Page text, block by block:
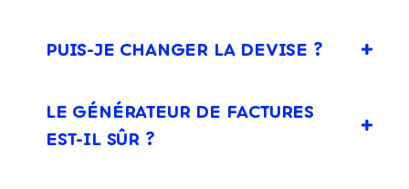
PUIS-JE CHANGER LA DEVISE ?
LE GÉNÉRATEUR DE FACTURES
EST-IL SÛR ?